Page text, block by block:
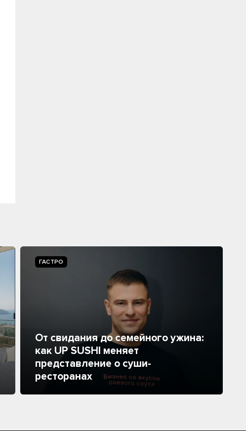
ГАСТРО
От свидания до семейного ужина:
как UP SUSHI меняет
представление о суши-
ресторанах